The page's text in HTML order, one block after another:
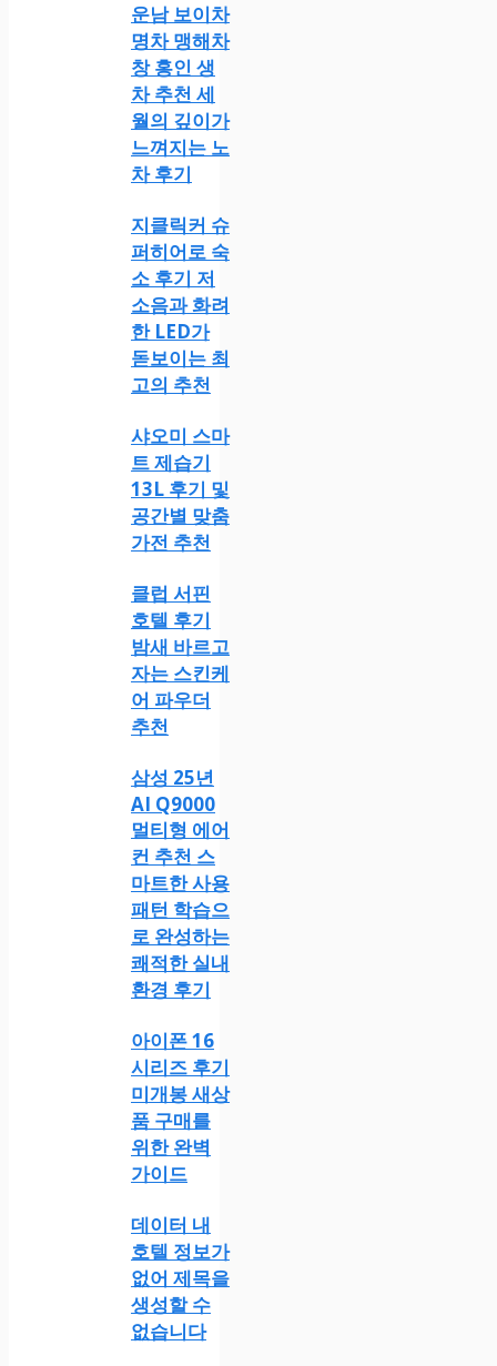
운남 보이차
명차 맹해차
창 홍인 생
차 추천 세
월의 깊이가
느껴지는 노
차 후기
지클릭커 슈
퍼히어로 숙
소 후기 저
소음과 화려
한 LED가
돋보이는 최
고의 추천
샤오미 스마
트 제습기
13L 후기 및
공간별 맞춤
가전 추천
클럽 서핀
호텔 후기
밤새 바르고
자는 스킨케
어 파우더
추천
삼성 25년
AI Q9000
멀티형 에어
컨 추천 스
마트한 사용
패턴 학습으
로 완성하는
쾌적한 실내
환경 후기
아이폰 16
시리즈 후기
미개봉 새상
품 구매를
위한 완벽
가이드
데이터 내
호텔 정보가
없어 제목을
생성할 수
없습니다